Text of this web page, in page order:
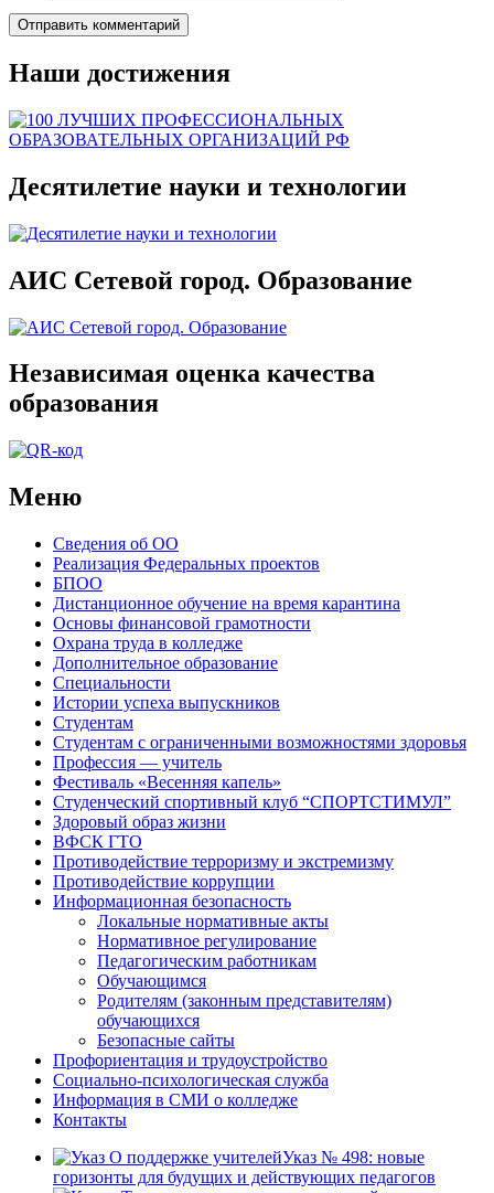
Наши достижения
Десятилетие науки и технологии
АИС Сетевой город. Образование
Независимая оценка качества
образования
Меню
Сведения об ОО
Реализация Федеральных проектов
БПОО
Дистанционное обучение на время карантина
Основы финансовой грамотности
Охрана труда в колледже
Дополнительное образование
Специальности
Истории успеха выпускников
Студентам
Студентам с ограниченными возможностями здоровья
Профессия — учитель
Фестиваль «Весенняя капель»
Студенческий спортивный клуб “СПОРТСТИМУЛ”
Здоровый образ жизни
ВФСК ГТО
Противодействие терроризму и экстремизму
Противодействие коррупции
Информационная безопасность
Локальные нормативные акты
Нормативное регулирование
Педагогическим работникам
Обучающимся
Родителям (законным представителям)
обучающихся
Безопасные сайты
Профориентация и трудоустройство
Социально-психологическая служба
Информация в СМИ о колледже
Контакты
Указ № 498: новые
горизонты для будущих и действующих педагогов